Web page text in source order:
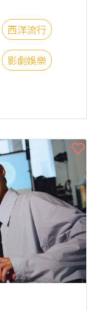
西洋流行
影劇娛樂